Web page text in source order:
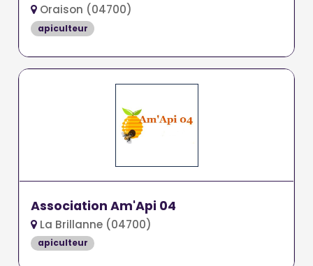
Oraison (04700)
apiculteur
Association Am'Api 04
La Brillanne (04700)
apiculteur